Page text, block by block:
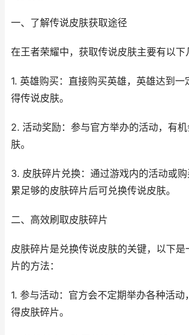
一、了解传说皮肤获取途径
在王者荣耀中，获取传说皮肤主要有以下
1. 英雄购买：直接购买英雄，英雄达到一
得传说皮肤。
2. 活动奖励：参与官方举办的活动，有
肤。
3. 皮肤碎片兑换：通过游戏内的活动或
累足够的皮肤碎片后可兑换传说皮肤。
二、高效刷取皮肤碎片
皮肤碎片是兑换传说皮肤的关键，以下是
片的方法：
1. 参与活动：官方会不定期举办各种活动
得皮肤碎片。